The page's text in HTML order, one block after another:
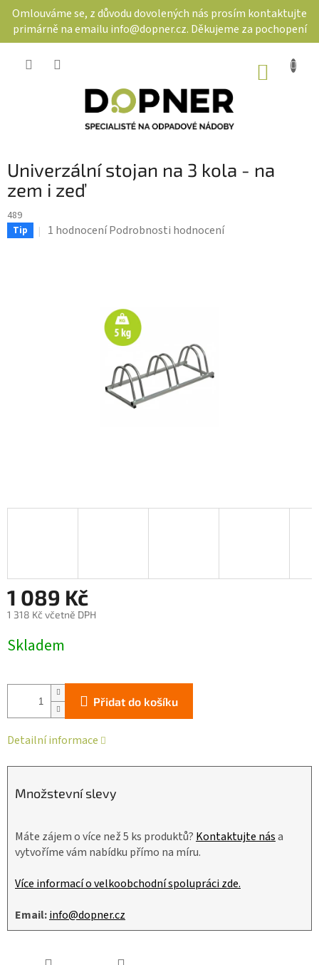
Přejít
obsah
Omlouváme se, z důvodu dovolených nás prosím kontaktujte
primárně na emailu info@dopner.cz. Děkujeme za pochopení
Univerzální stojan na 3 kola - na
zem i zeď
489
Tip
Průměrné
1 hodnocení Podrobnosti hodnocení
1 089 Kč
1 318 Kč včetně DPH
cena:
Skladem
Přidat do košíku
Detailní informace
Množstevní slevy
Máte zájem o více než 5 ks produktů? Kontaktujte nása
vytvoříme vám nabídku přímo na míru.
Více informací o velkoobchodní spolupráci zde.
Email:info@dopner.cz